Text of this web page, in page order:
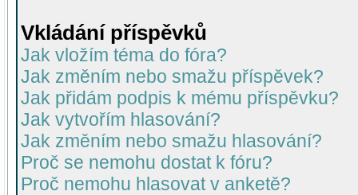
Vkládání příspěvků
Jak vložím téma do fóra?
Jak změním nebo smažu příspěvek?
Jak přidám podpis k mému příspěvku?
Jak vytvořím hlasování?
Jak změním nebo smažu hlasování?
Proč se nemohu dostat k fóru?
Proč nemohu hlasovat v anketě?